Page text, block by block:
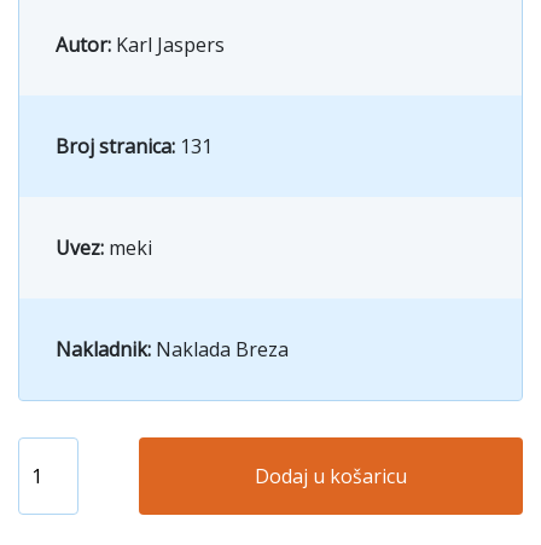
Autor: Karl Jaspers
Broj stranica: 131
Uvez: meki
Nakladnik: Naklada Breza
Dodaj u košaricu